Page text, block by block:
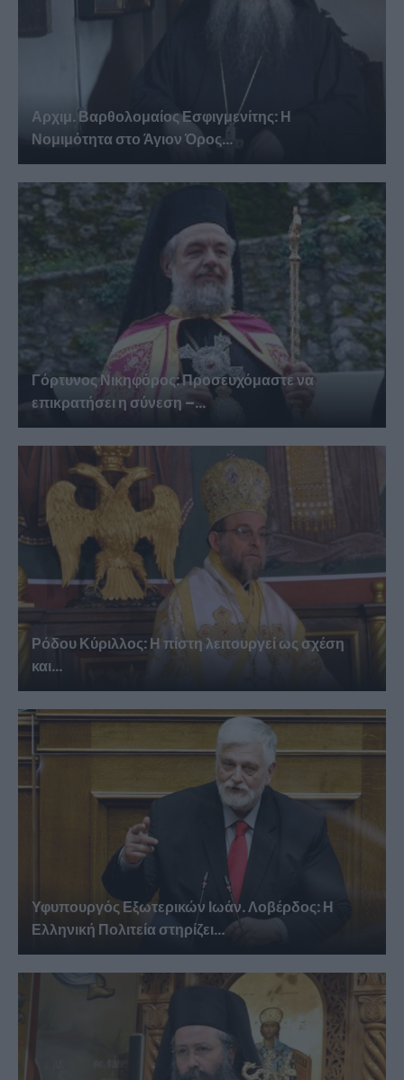
Αρχιμ. Βαρθολομαίος Εσφιγμενίτης: Η
Νομιμότητα στο Άγιον Όρος...
Γόρτυνος Νικηφόρος: Προσευχόμαστε να
επικρατήσει η σύνεση –...
Ρόδου Κύριλλος: Η πίστη λειτουργεί ως σχέση
και...
Υφυπουργός Εξωτερικών Ιωάν. Λοβέρδος: Η
Ελληνική Πολιτεία στηρίζει...